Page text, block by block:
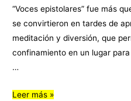
“Voces epistolares” fue más
se convirtieron en tardes de
meditación y diversión, que
confinamiento en un lugar
…
Leer más »